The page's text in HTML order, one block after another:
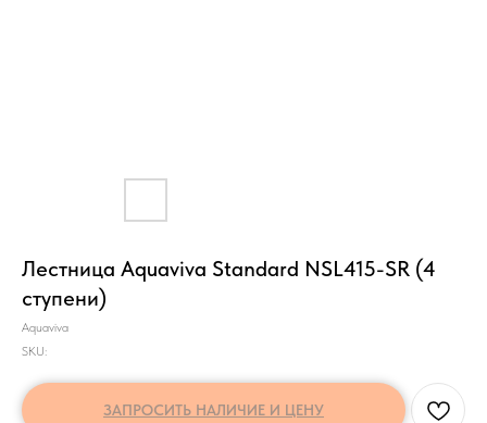
Лестница Aquaviva Standard NSL415-SR (4
ступени)
Aquaviva
SKU:
ЗАПРОСИТЬ НАЛИЧИЕ И ЦЕНУ